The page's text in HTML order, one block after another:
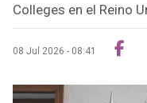
Colleges en el Reino
08 Jul 2026 - 08:41